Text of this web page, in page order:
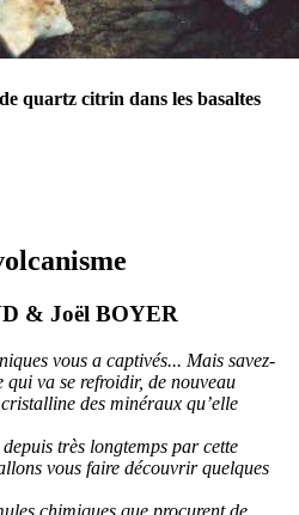
quartz citrin dans les basaltes
& Joël BOYER
vous a captivés... Mais savez-
qui va se refroidir, de nouveau
des minéraux qu’elle
très longtemps par cette
vous faire découvrir quelques
chimiques que procurent de